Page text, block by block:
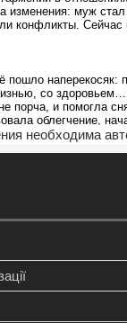
необходима